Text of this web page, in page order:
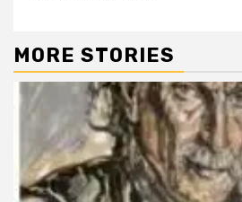
MORE STORIES